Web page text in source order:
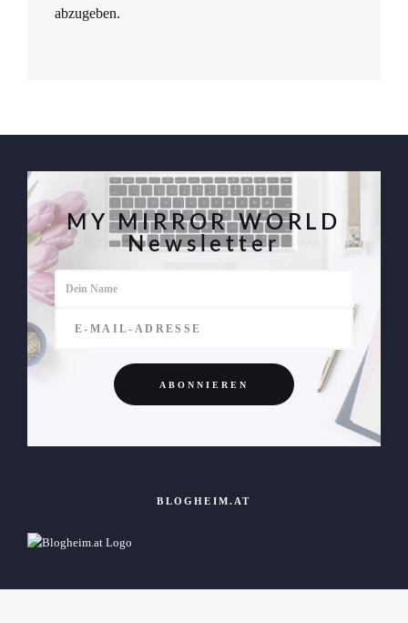
abzugeben.
MY MIRROR WORLD
Newsletter
BLOGHEIM.AT